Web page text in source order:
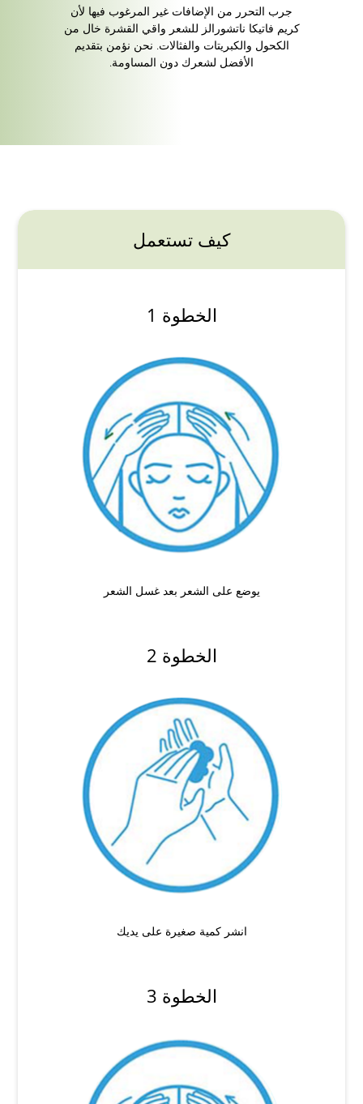
جرب التحرر من الإضافات غير المرغوب فيها لأن
كريم فاتيكا ناتشورالز للشعر واقي القشرة خال من
الكحول والكبريتات والفثالات. نحن نؤمن بتقديم
الأفضل لشعرك دون المساومة.
كيف تستعمل
الخطوة 1
يوضع على الشعر بعد غسل الشعر
الخطوة 2
انشر كمية صغيرة على يديك
الخطوة 3